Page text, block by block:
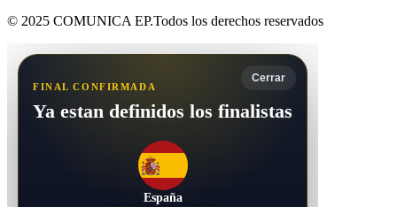
© 2025 COMUNICA EP.Todos los derechos reservados
Cerrar
FINAL CONFIRMADA
Ya estan definidos los finalistas
España